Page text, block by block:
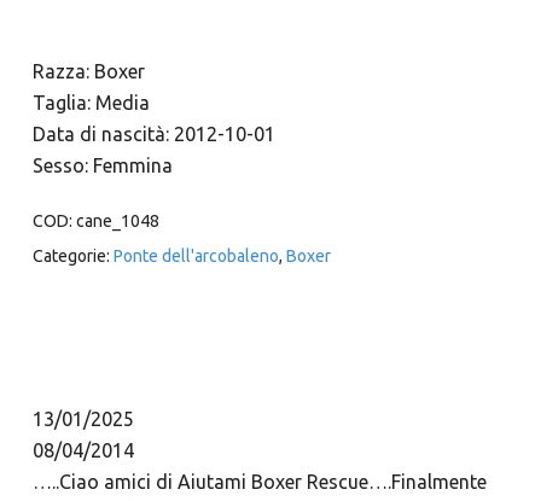
Razza: Boxer
Taglia: Media
Data di nascità: 2012-10-01
Sesso: Femmina
COD: cane_1048
Categorie: Ponte dell'arcobaleno, Boxer
13/01/2025
08/04/2014
…..Ciao amici di Aiutami Boxer Rescue….Finalmente